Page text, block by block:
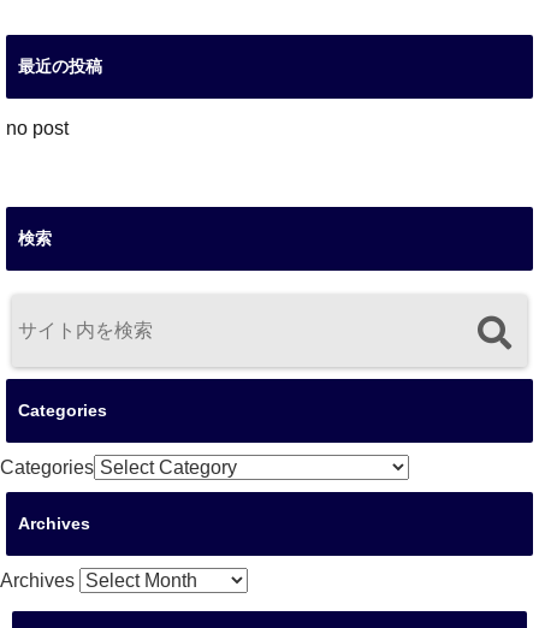
最近の投稿
no post
検索
Categories
Categories
Archives
Archives